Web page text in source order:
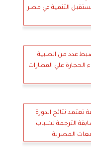
التنمية في مصر
ضبط عدد من الصبية
الحجارة علي القطارات
تعتمد نتائج الدورة
الترجمة لشباب
المصرية